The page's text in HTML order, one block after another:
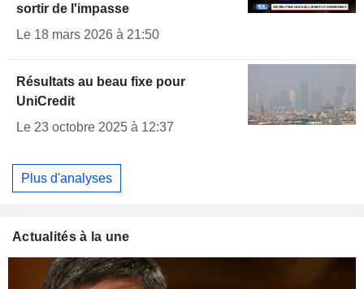
sortir de l'impasse
Le 18 mars 2026 à 21:50
Résultats au beau fixe pour
UniCredit
Le 23 octobre 2025 à 12:37
Plus d'analyses
Actualités à la une